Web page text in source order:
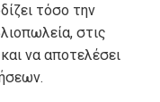
τόσο την
στις
να αποτελέσει